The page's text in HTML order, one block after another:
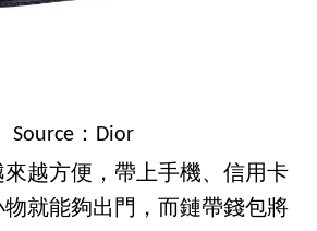
Source：Dior
越方便，帶上手機、信用卡
就能夠出門，而鏈帶錢包將